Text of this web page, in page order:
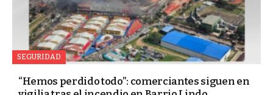
SEGURIDAD
“Hemos perdido todo”: comerciantes siguen en